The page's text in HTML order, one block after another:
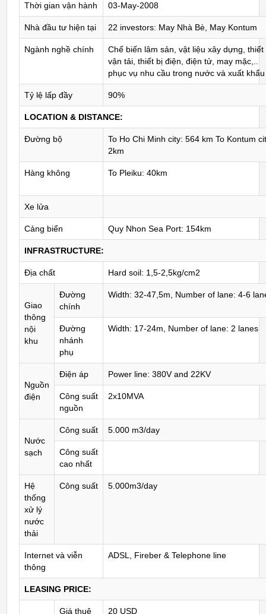
Thời gian vận hành 03-May-2008
Nhà đầu tư hiện tại 22 investors: May Nhà Bè, May Kontum
Ngành nghề chính
Chế biến lâm sản, vật liệu xây dựng, thiết
vận tải, thiết bị điện, điện tử, may mặc,..
phục vụ nhu cầu trong nước và xuất khẩu
Tỷ lệ lấp đầy 90%
LOCATION & DISTANCE:
Đường bộ
To Ho Chi Minh city: 564 km To Kontum
2km
Hàng không To Pleiku: 40km
Xe lửa
Cảng biển Quy Nhon Sea Port: 154km
INFRASTRUCTURE:
Địa chất Hard soil: 1,5-2,5kg/cm2
Giao
thông
nội
khu
Đường
chính
Width: 32-47,5m, Number of lane: 4-6
Đường
nhánh
phụ
Width: 17-24m, Number of lane: 2 lanes
Nguồn
điện
Điện áp Power line: 380V and 22KV
Công suất
nguồn
2x10MVA
Nước
sạch
Công suất 5.000 m3/day
Công suất
cao nhất
Hệ
thống
xử lý
nước
thải
Công suất 5.000m3/day
Internet và viễn
thông
ADSL, Fireber & Telephone line
LEASING PRICE:
Giá thuê 20 USD